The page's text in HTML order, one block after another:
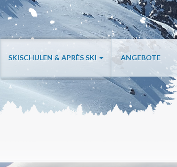
SKISCHULEN & APRÈS SKI ANGEBOTE